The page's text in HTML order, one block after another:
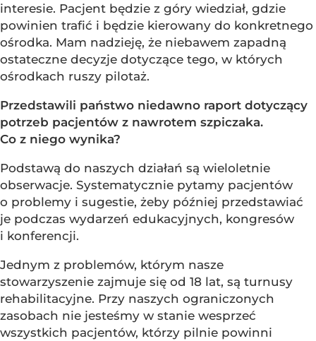
interesie. Pacjent będzie z góry wiedział, gdzie
powinien trafić i będzie kierowany do konkretnego
ośrodka. Mam nadzieję, że niebawem zapadną
ostateczne decyzje dotyczące tego, w których
ośrodkach ruszy pilotaż.
Przedstawili państwo niedawno raport dotyczący
potrzeb pacjentów z nawrotem szpiczaka.
Co z niego wynika?
Podstawą do naszych działań są wieloletnie
obserwacje. Systematycznie pytamy pacjentów
o problemy i sugestie, żeby później przedstawiać
je podczas wydarzeń edukacyjnych, kongresów
i konferencji.
Jednym z problemów, którym nasze
stowarzyszenie zajmuje się od 18 lat, są turnusy
rehabilitacyjne. Przy naszych ograniczonych
zasobach nie jesteśmy w stanie wesprzeć
wszystkich pacjentów, którzy pilnie powinni